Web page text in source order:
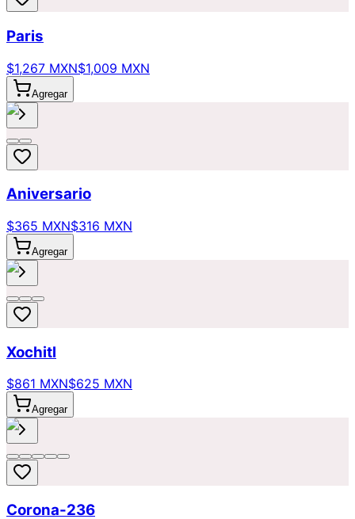
Paris
$1,267 MXN$1,009 MXN
Agregar
Aniversario
$365 MXN$316 MXN
Agregar
Xochitl
$861 MXN$625 MXN
Agregar
Corona-236